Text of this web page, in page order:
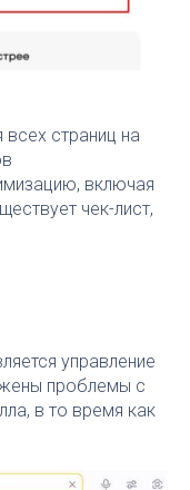
всех страниц на
включая
чек-лист,
управление
проблемы с
в то время как